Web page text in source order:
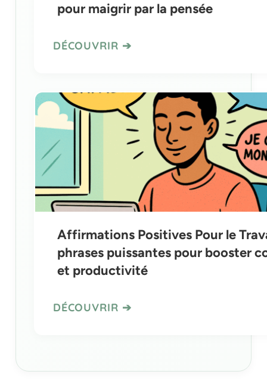
pour maigrir par la pensée
Affirmations Positives Pour le
phrases puissantes pour booster
et productivité